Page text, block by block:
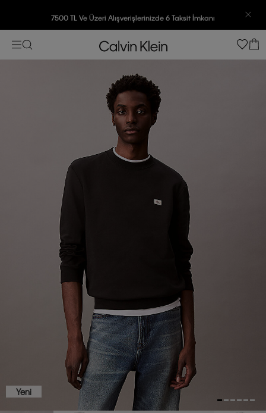
7500 TL Ve Üzeri Alışverişlerinizde 6 Taksit İmkanı
Yeni